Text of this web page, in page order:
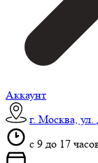
Аккаунт
г. Москва,
c 9 до 17